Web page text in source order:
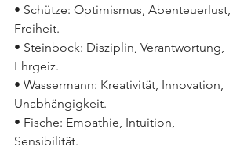
• Schütze: Optimismus, Abenteuerlust,
Freiheit.
• Steinbock: Disziplin, Verantwortung,
Ehrgeiz.
• Wassermann: Kreativität, Innovation,
Unabhängigkeit.
• Fische: Empathie, Intuition,
Sensibilität.